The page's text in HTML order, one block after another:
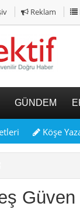
Reklam
GÜNDEM
Köşe
Güven